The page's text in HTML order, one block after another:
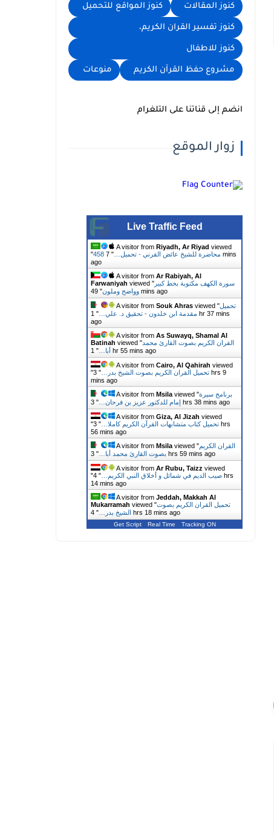
كنوز المقالات كنوز المواقع للتحميل
كنوز تفسير القران الكريم،
كنوز للاطفال
مشروع حفظ القرآن الكريم منوعات
انضم إلى قناتنا على التلغرام
زوار الموقع
Live Traffic Feed
A visitor from Riyadh, Ar Riyad viewed
"
458 محاضرة للشيخ عائض القرني - تحميل… "
7 mins
ago
A visitor from Ar Rabiyah, Al
Farwaniyah viewed " سورة الكهف مكتوبة بخط كبير
وواضح وملون"
49 mins ago
A visitor from Souk Ahras viewed "تحميل
مقدمة ابن خلدون - تحقيق د. علي… "
1 hr 37 mins
ago
A visitor from As Suwayq, Shamal Al
Batinah viewed "القران الكريم بصوت القارئ محمد
أبا… "
1 hr 55 mins ago
A visitor from Cairo, Al Qahirah viewed
"
تحميل القران الكريم بصوت الشيخ بدر… "
3 hrs 9
mins ago
A visitor from Msila viewed "برنامج سيرة
إمام للدكتور عزيز بن فرحان… "
3 hrs 38 mins ago
A visitor from Giza, Al Jizah viewed
"
تحميل كتاب متشابهات القرآن الكريم كاملا… "
3 hrs
56 mins ago
A visitor from Msila viewed "القران الكريم
بصوت القارئ محمد أبا… "
3 hrs 59 mins ago
A visitor from Ar Rubu, Taizz viewed
"
صيب الديم في شمائل و أخلاق النبي الكريم… "
4 hrs
15 mins ago
A visitor from Jeddah, Makkah Al
Mukarramah viewed "تحميل القران الكريم بصوت
الشيخ بدر… " 4 hrs 18 mins ago
Get Script Real Time Tracking ON